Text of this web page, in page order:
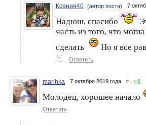
марафон стройности.
Лишнее убрать. ИТОГИ!!!
марафон
ИТОГИ
Ксения40 (автор поста) 7
Надюш, спасибо
часть из того, что
сделать
Но я все
↑ Ответить
marihka 7 октября 2019 года # +1
Молодец, хорошее начало
Ответить